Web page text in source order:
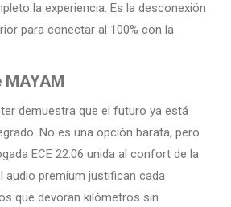
la experiencia. Es la desconexión
para conectar al 100% con la
MAYAM
demuestra que el futuro ya está
No es una opción barata, pero
ECE 22.06 unida al confort de la
audio premium justifican cada
que devoran kilómetros sin